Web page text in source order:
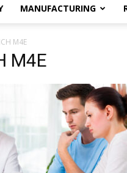
MANUFACTURING
ICH M4E
M4E